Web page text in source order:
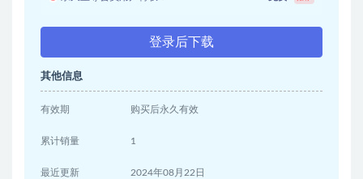
登录后下载
其他信息
有效期 购买后永久有效
累计销量 1
最近更新 2024年08月22日